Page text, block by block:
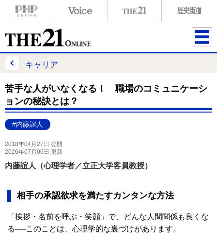
ME
キャリア
苦手な人がいなくなる！ 職場のコミュニケーシ
ョンの秘訣とは？
#内藤誼人
2018年04月27日 公開
2026年07月06日 更新
内藤誼人（心理学者／立正大学客員教授）
相手の承認欲求を満たすカンタンな方法
「挨拶・名前を呼ぶ・笑顔」で、どんな人間関係も良くな
る──このことは、心理学的な裏づけがあります。